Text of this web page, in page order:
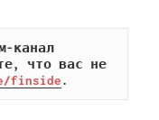
канал
что вас не
finside.